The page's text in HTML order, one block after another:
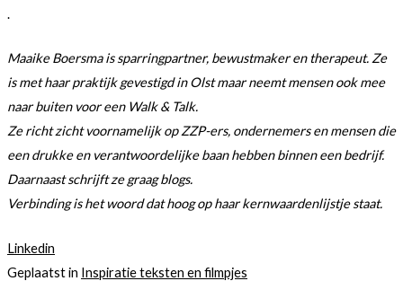
.
Maaike Boersma is sparringpartner, bewustmaker en therapeut. Ze
is met haar praktijk gevestigd in Olst maar neemt mensen ook mee
naar buiten voor een Walk & Talk.
Ze richt zicht voornamelijk op ZZP-ers, ondernemers en mensen die
een drukke en verantwoordelijke baan hebben binnen een bedrijf.
Daarnaast schrijft ze graag blogs.
Verbinding is het woord dat hoog op haar kernwaardenlijstje staat.
Linkedin
Geplaatst in Inspiratie teksten en filmpjes